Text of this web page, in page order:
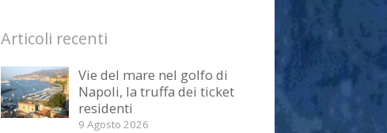
Articoli recenti
Vie del mare nel golfo di
Napoli, la truffa dei ticket
residenti
9 Agosto 2026